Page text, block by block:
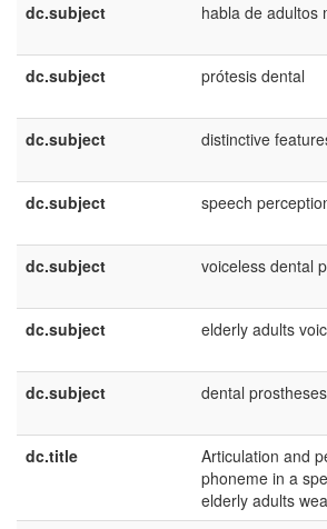
dc.subject habla de adultos
dc.subject prótesis dental
dc.subject distinctive
dc.subject speech
dc.subject voiceless dental
dc.subject elderly adults
dc.subject dental prostheses
dc.title
Articulation and
phoneme in a
elderly adults